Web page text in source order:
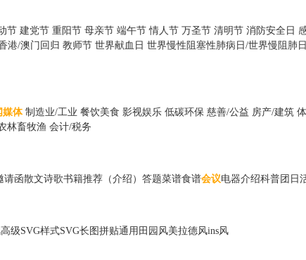
节 建党节 重阳节 母亲节 端午节 情人节 万圣节 清明节 消防安全日
港/澳门回归 教师节 世界献血日 世界慢性阻塞性肺病日/世界慢阻肺日
媒体 制造业/工业 餐饮美食 影视娱乐 低碳环保 慈善/公益 房产/建筑
林畜牧渔 会计/税务
请函散文诗歌书籍推荐（介绍） 答题菜谱食谱会议电器介绍科普团日
高级SVG样式SVG长图 拼贴通用 田园风美拉德风ins风